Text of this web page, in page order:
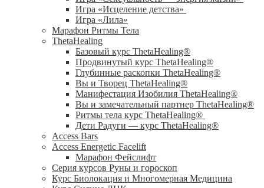
Игра «Исцеление детства»
Игра «Лила»
Марафон Ритмы Тела
ThetaHealing
Базовый курс ThetaHealing®
Продвинутый курс ThetaHealing®
Глубинные раскопки ThetaHealing®
Вы и Творец ThetaHealing®
Манифестация Изобилия ThetaHealing®
Вы и замечательный партнер ThetaHealing®
Ритмы тела курс ThetaHealing®
Дети Радуги — курс ThetaHealing®
Access Bars
Access Energetic Facelift
Марафон Фейслифт
Серия курсов Руны и гороскоп
Курс Биолокация и Многомерная Медицина